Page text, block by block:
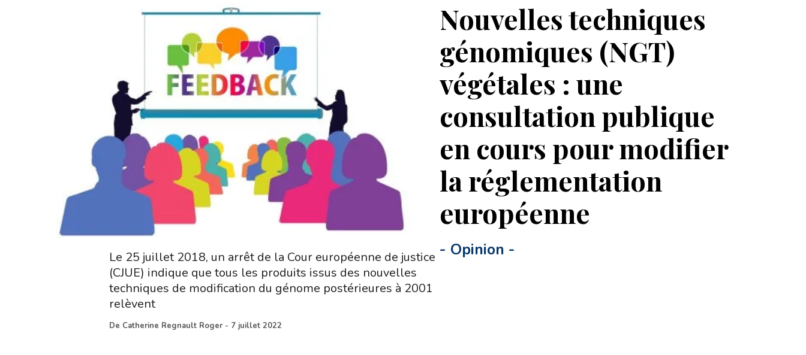
Nouvelles techniques
génomiques (NGT)
végétales : une
consultation publique
en cours pour modifier
la réglementation
européenne
- Opinion -
Le 25 juillet 2018, un arrêt de la Cour européenne de justice
(CJUE) indique que tous les produits issus des nouvelles
techniques de modification du génome postérieures à 2001
relèvent
De Catherine Regnault Roger - 7 juillet 2022